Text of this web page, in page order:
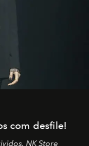
com desfile!
NK Store